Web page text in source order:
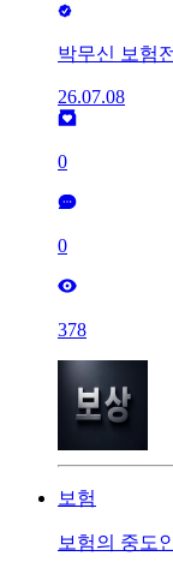
박무신 보험
26.07.08
0
0
378
보험
보험의 중도